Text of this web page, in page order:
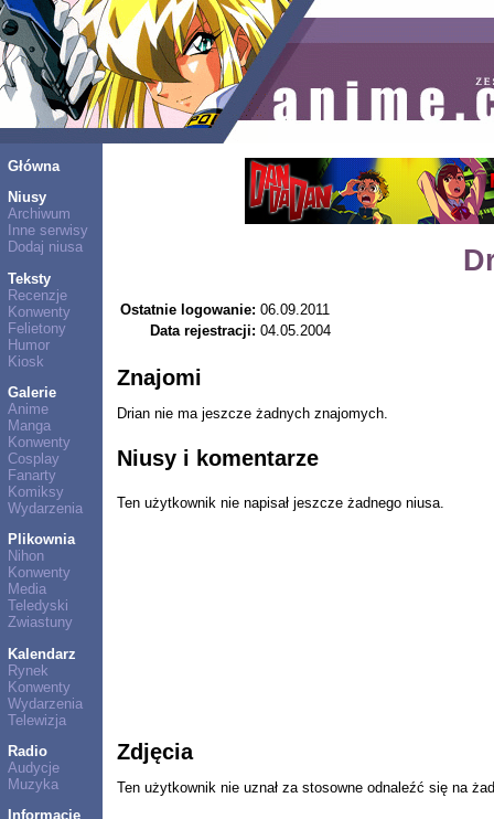
Główna
Niusy
Archiwum
Inne serwisy
Dodaj niusa
Teksty
Recenzje
Konwenty
Felietony
Humor
Kiosk
Galerie
Anime
Manga
Konwenty
Cosplay
Fanarty
Komiksy
Wydarzenia
Plikownia
Nihon
Konwenty
Media
Teledyski
Zwiastuny
Kalendarz
Rynek
Konwenty
Wydarzenia
Telewizja
Radio
Audycje
Muzyka
Informacje
Ostatnie logowanie: 06.09.2011
Data rejestracji: 04.05.2004
Znajomi
Drian nie ma jeszcze żadnych znajomych.
Niusy i komentarze
Ten użytkownik nie napisał jeszcze żadnego niusa.
Zdjęcia
Ten użytkownik nie uznał za stosowne odnaleźć się na